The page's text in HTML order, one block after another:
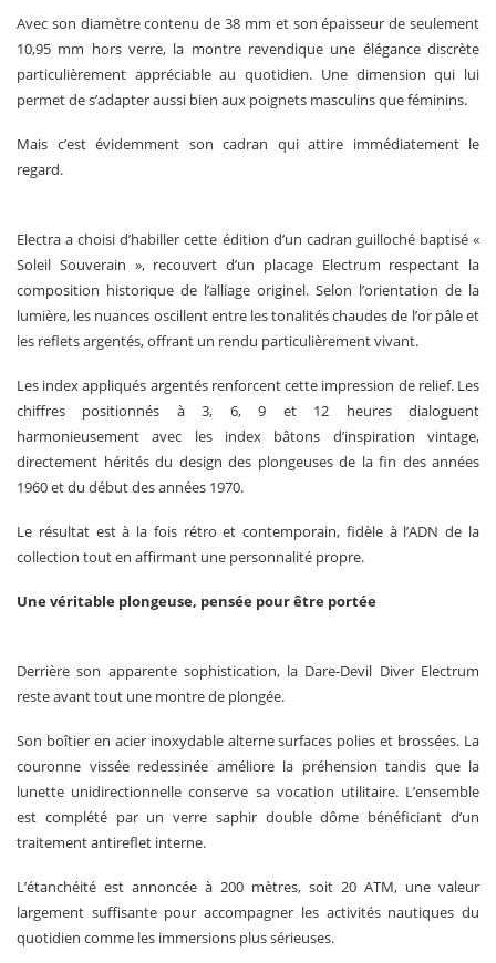
Avec son diamètre contenu de 38 mm et son épaisseur de seulement
10,95 mm hors verre, la montre revendique une élégance discrète
particulièrement appréciable au quotidien. Une dimension qui lui
permet de s’adapter aussi bien aux poignets masculins que féminins.
Mais c’est évidemment son cadran qui attire immédiatement le
regard.
Electra a choisi d’habiller cette édition d’un cadran guilloché baptisé «
Soleil Souverain », recouvert d’un placage Electrum respectant la
composition historique de l’alliage originel. Selon l’orientation de la
lumière, les nuances oscillent entre les tonalités chaudes de l’or pâle et
les reflets argentés, offrant un rendu particulièrement vivant.
Les index appliqués argentés renforcent cette impression de relief. Les
chiffres positionnés à 3, 6, 9 et 12 heures dialoguent
harmonieusement avec les index bâtons d’inspiration vintage,
directement hérités du design des plongeuses de la fin des années
1960 et du début des années 1970.
Le résultat est à la fois rétro et contemporain, fidèle à l’ADN de la
collection tout en affirmant une personnalité propre.
Une véritable plongeuse, pensée pour être portée
Derrière son apparente sophistication, la Dare-Devil Diver Electrum
reste avant tout une montre de plongée.
Son boîtier en acier inoxydable alterne surfaces polies et brossées. La
couronne vissée redessinée améliore la préhension tandis que la
lunette unidirectionnelle conserve sa vocation utilitaire. L’ensemble
est complété par un verre saphir double dôme bénéficiant d’un
traitement antireflet interne.
L’étanchéité est annoncée à 200 mètres, soit 20 ATM, une valeur
largement suffisante pour accompagner les activités nautiques du
quotidien comme les immersions plus sérieuses.